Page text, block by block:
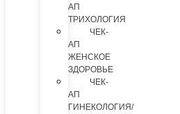
АП
ТРИХОЛОГИЯ
ЧЕК-
АП
ЖЕНСКОЕ
ЗДОРОВЬЕ
ЧЕК-
АП
ГИНЕКОЛОГИЯ/